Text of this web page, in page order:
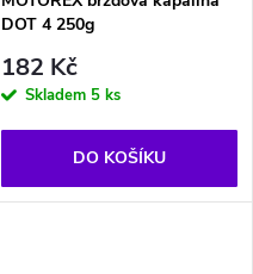
DOT 4 250g
182 Kč
Skladem 5 ks
DO KOŠÍKU